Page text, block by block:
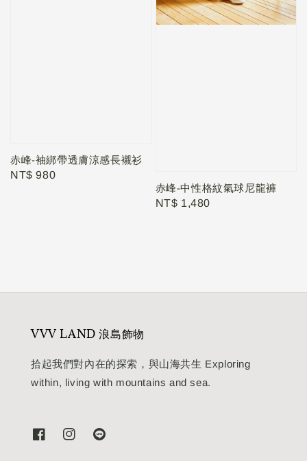
赤峰-袖綁帶透膚涼感長襯衫
Regular
NT$ 980
赤峰-中性格紋氣球尼龍褲
Regular
NT$ 1,480
VVV LAND 浪島飾物
拾起我們對內在的探索，與山海共生 Exploring
within, living with mountains and sea.